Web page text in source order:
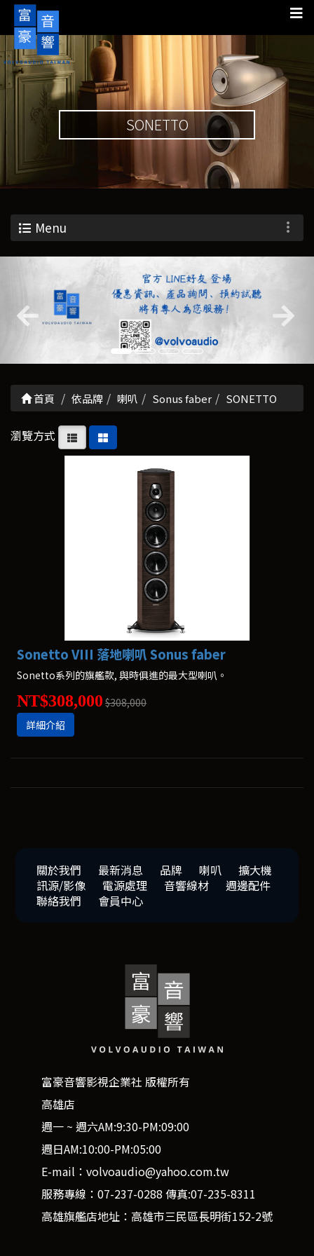
SONETTO
Menu
首頁 依品牌 喇叭 Sonus faber SONETTO
瀏覽方式
Sonetto VIII 落地喇叭 Sonus faber
Sonetto系列的旗艦款, 與時俱進的最大型喇叭。
NT$308,000 $308,000
詳細介紹
關於我們 最新消息 品牌 喇叭
擴大機
訊源/影像
電源處理 音響線材
週邊配件
聯絡我們
會員中心
富豪音響影視企業社 版權所有
高雄店
週一 ~ 週六AM:9:30-PM:09:00
週日AM:10:00-PM:05:00
E-mail：volvoaudio@yahoo.com.tw
服務專線：07-237-0288 傳真:07-235-8311
高雄旗艦店地址：高雄市三民區長明街152-2號